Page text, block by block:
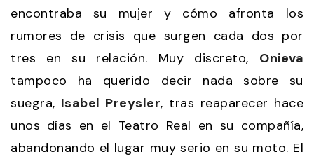
encontraba su mujer y cómo afronta los
rumores de crisis que surgen cada dos por
tres en su relación. Muy discreto, Onieva
tampoco ha querido decir nada sobre su
suegra, Isabel Preysler, tras reaparecer hace
unos días en el Teatro Real en su compañía,
abandonando el lugar muy serio en su moto. El